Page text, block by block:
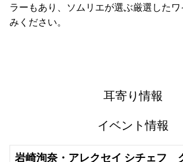
ラーもあり、ソムリエが選ぶ厳選した
みください。
耳寄り情報
イベント情報
岩崎洵奈・アレクセイ シチェフ